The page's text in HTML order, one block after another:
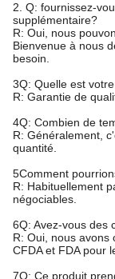
2. Q: fournissez-
supplémentaire?
R: Oui, nous
Bienvenue à nous
besoin.
3Q: Quelle est
R: Garantie de
4Q: Combien de
R: Généralement,
quantité.
5Comment
R: Habituellement
négociables.
6Q: Avez-vous des
R: Oui, nous avons
CFDA et FDA pour
7Q: Ce produit